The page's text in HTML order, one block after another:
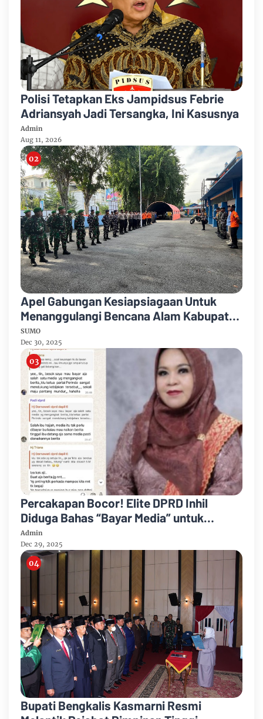
Polisi Tetapkan Eks Jampidsus Febrie
Adriansyah Jadi Tersangka, Ini Kasusnya
Admin
Aug 11, 2026
Apel Gabungan Kesiapsiagaan Untuk
Menanggulangi Bencana Alam Kabupaten
Bengkalis
SUMO
Dec 30, 2025
Percakapan Bocor! Elite DPRD Inhil
Diduga Bahas “Bayar Media” untuk
Dukung Kebijakan
Admin
Dec 29, 2025
Bupati Bengkalis Kasmarni Resmi